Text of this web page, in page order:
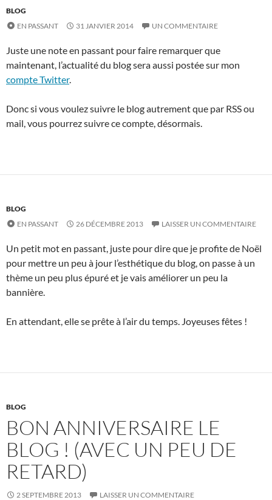
BLOG
EN PASSANT
31 JANVIER 2014 UN COMMENTAIRE
Juste une note en passant pour faire remarquer que
maintenant, l’actualité du blog sera aussi postée sur mon
compte Twitter.
Donc si vous voulez suivre le blog autrement que par RSS ou
mail, vous pourrez suivre ce compte, désormais.
BLOG
EN PASSANT
26 DÉCEMBRE 2013 LAISSER UN COMMENTAIRE
Un petit mot en passant, juste pour dire que je profite de Noël
pour mettre un peu à jour l’esthétique du blog, on passe à un
thème un peu plus épuré et je vais améliorer un peu la
bannière.
En attendant, elle se prête à l’air du temps. Joyeuses fêtes !
BLOG
BON ANNIVERSAIRE LE
BLOG ! (AVEC UN PEU DE
RETARD)
2 SEPTEMBRE 2013 LAISSER UN COMMENTAIRE